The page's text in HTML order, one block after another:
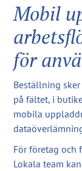
Mobil
för
Beställning
på fältet, i
mobila
För företag och
Lokala team